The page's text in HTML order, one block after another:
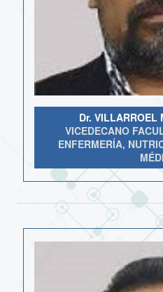
Dr. VILLARROEL
VICEDECANO
ENFERMERÍA,